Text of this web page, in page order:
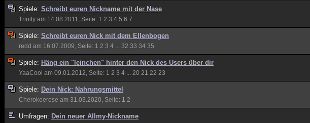
Spiele: Schreibt euren Nickname mit der Nase
Trinity am 14.08.2011, Seite: 1 2 3 4 5 6 7
Spiele: Schreibt euren Nick mit dem Ellenbogen
redd am 16.07.2009, Seite: 1 2 3 4 32 33 34 35
Spiele: Häng ein "leinchen" hinter den Nick des Users über dir
YaaCool am 09.01.2012, Seite: 1 2 3 4 20 21 22 23
Spiele: Dein Nick: Nahrungsmittel
Cherokeerose am 31.03.2020, Seite: 1 2
Umfragen: Dein neuer Allmy-Nickname